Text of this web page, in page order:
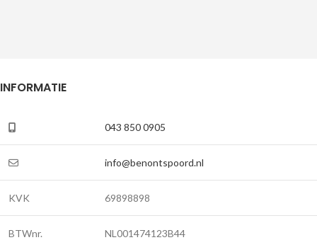
INFORMATIE
043 850 0905
info@benontspoord.nl
KVK 69898898
BTWnr. NL001474123B44